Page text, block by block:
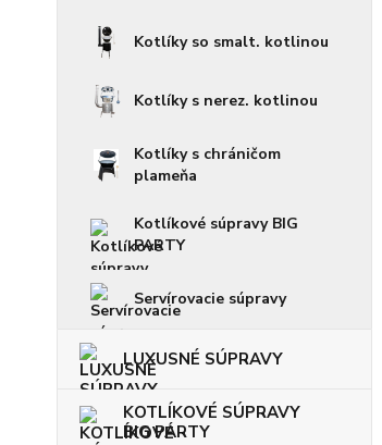
Kotlíky so smalt. kotlinou
Kotlíky s nerez. kotlinou
Kotlíky s chráničom
plameňa
Kotlíkové súpravy BIG
PARTY
Servírovacie súpravy
LUXUSNÉ SÚPRAVY
KOTLÍKOVÉ SÚPRAVY
BIG PARTY